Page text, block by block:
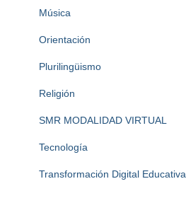
Música
Orientación
Plurilingüismo
Religión
SMR MODALIDAD VIRTUAL
Tecnología
Transformación Digital Educativa